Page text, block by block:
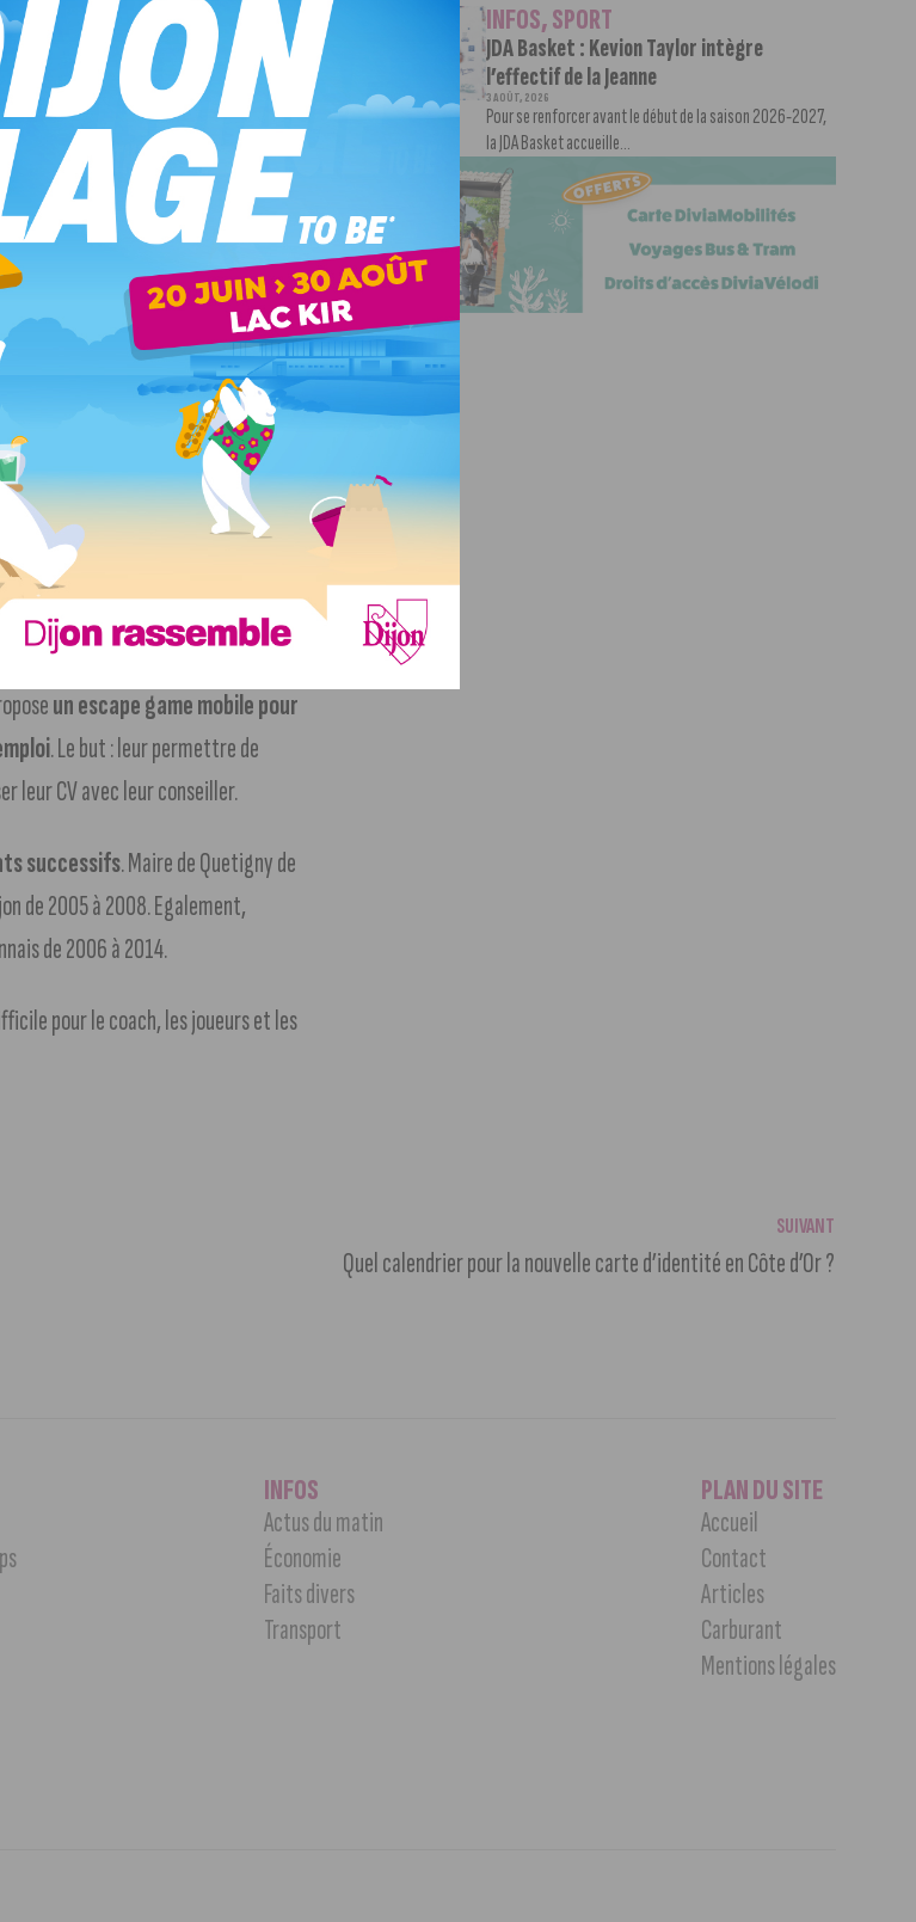
étaient à Dijon hier . Barbara
pour signer une convention
depuis la maternelle
une nouvelle journée d’action à la
et à se rassembler à 10 heures
dernier. Lily prépare actuellement
projets en tête. Les infos sur les
de Lily sont a retrouver dans les
un escape game mobile pour
. Le but : leur permettre de
leur CV avec leur conseiller.
successifs. Maire de Quetigny de
de 2005 à 2008. Egalement,
de 2006 à 2014.
pour le coach, les joueurs et les
INFOS,SPORT
JDA Basket : Kevion Taylor intègre
l’effectif de la Jeanne
3 AOÛT, 2026
Pour se renforcer avant le début de la saison 2026-2027,
la JDA Basket accueille...
SUIVANT
Quel calendrier pour la nouvelle carte d’identité en Côte d’Or ?
INFOS
Actus du matin
Économie
Faits divers
Transport
PLAN DU SITE
Accueil
Contact
Articles
Carburant
Mentions légales